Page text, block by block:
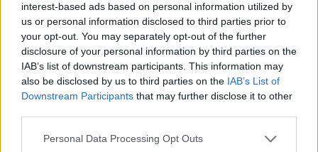
interest-based ads based on personal information utilized by
us or personal information disclosed to third parties prior to
your opt-out. You may separately opt-out of the further
disclosure of your personal information by third parties on the
IAB’s list of downstream participants. This information may
also be disclosed by us to third parties on the IAB’s List of
Downstream Participants that may further disclose it to other
Personal Data Processing Opt Outs
Pomoc
techniczna
https://support.lenovo.com/pl/pl/
ZAPYTAJ O PRODUKT